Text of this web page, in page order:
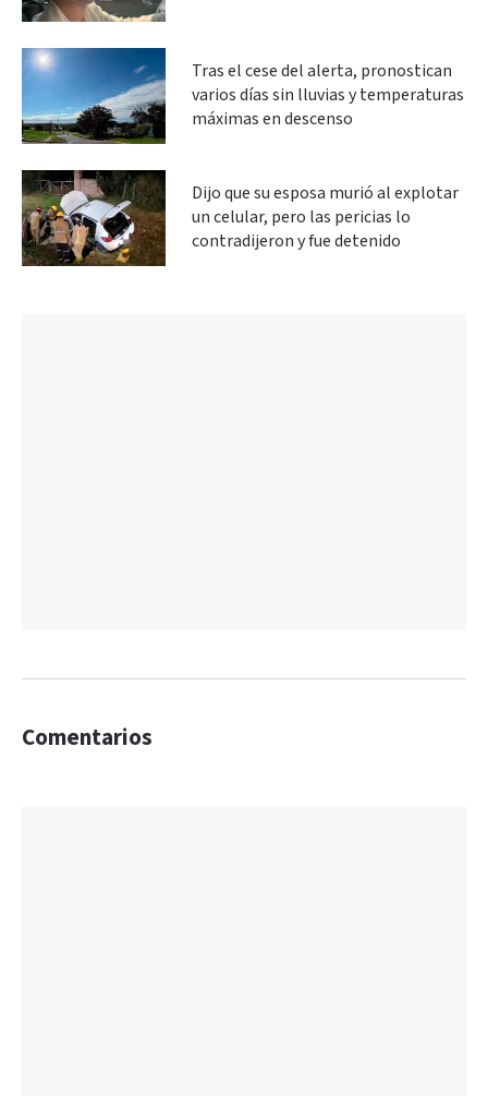
Tras el cese del alerta, pronostican
varios días sin lluvias y temperaturas
máximas en descenso
Dijo que su esposa murió al explotar
un celular, pero las pericias lo
contradijeron y fue detenido
Comentarios